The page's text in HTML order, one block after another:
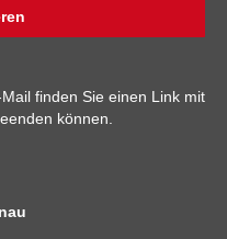
finden Sie einen Link mit
können.